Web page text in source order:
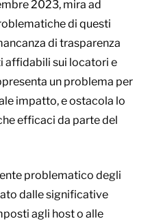
2023, mira ad
di questi
di trasparenza
affidabili sui locatori e
un problema per
impatto, e ostacola lo
efficaci da parte del
problematico degli
dalle significative
agli host o alle